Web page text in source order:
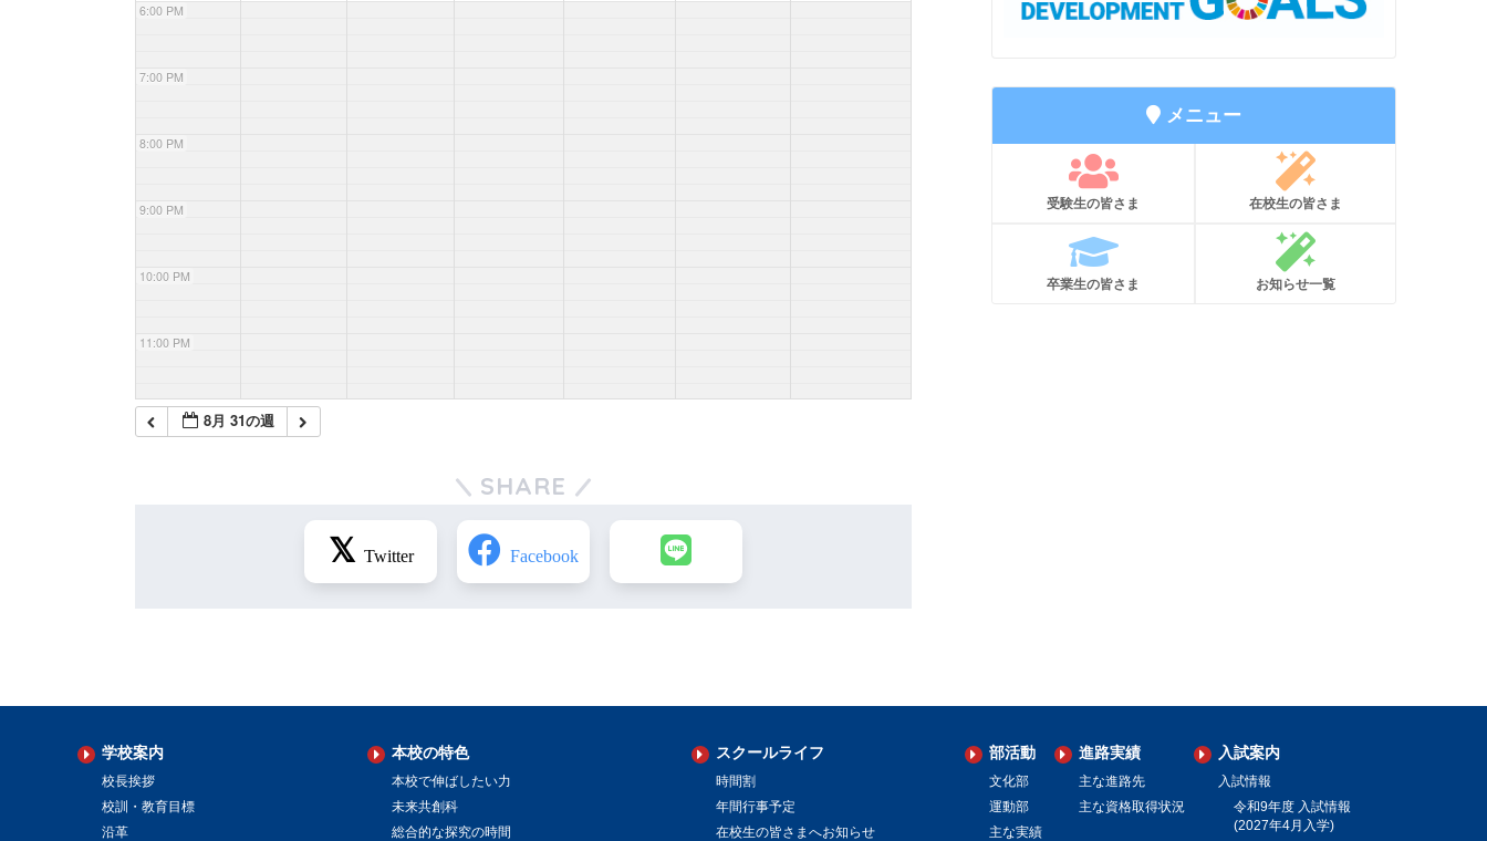
6:00 PM
7:00 PM
8:00 PM
9:00 PM
10:00 PM
11:00 PM
8月 31の週
SHARE
メニュー
受験生の皆さま 在校生の皆さま
卒業生の皆さま お知らせ一覧
学校案内
校長挨拶
校訓・教育目標
沿革
本校の特色
本校で伸ばしたい力
未来共創科
総合的な探究の時間
スクールライフ
時間割
年間行事予定
在校生の皆さまへお知らせ
部活動
文化部
運動部
主な実績
進路実績
主な進路先
主な資格取得状況
入試案内
入試情報
令和9年度 入試情報
(2027年4月入学)